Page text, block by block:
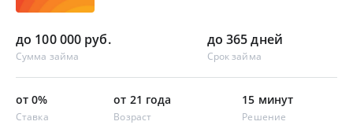
до 100 000 руб.
Сумма займа
до 365 дней
Срок займа
от 0%
Ставка
от 21 года
Возраст
15 минут
Решение